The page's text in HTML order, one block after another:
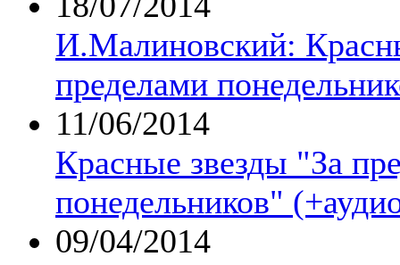
И.Малиновский:
пределами
11/06/2014
Красные звезды "За
понедельников"
09/04/2014